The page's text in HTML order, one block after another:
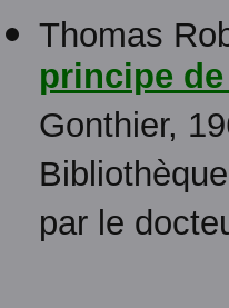
Thomas
principe
Gonthier,
par le